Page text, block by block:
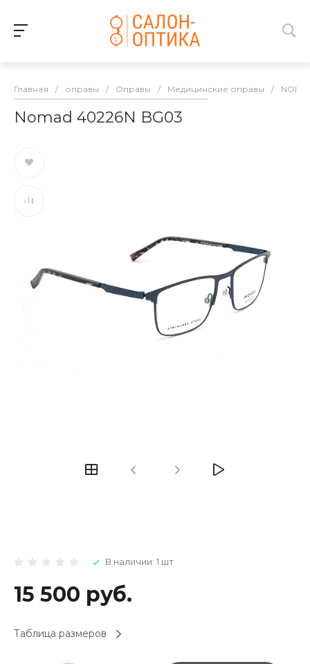
Главная / оправы / Оправы / Медицинские оправы /
Nomad 40226N BG03
В наличии: 1 шт
15 500 руб.
Таблица размеров